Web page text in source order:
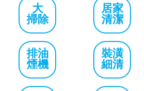
大
掃除
居家
清潔
排油
煙機
裝潢
細清